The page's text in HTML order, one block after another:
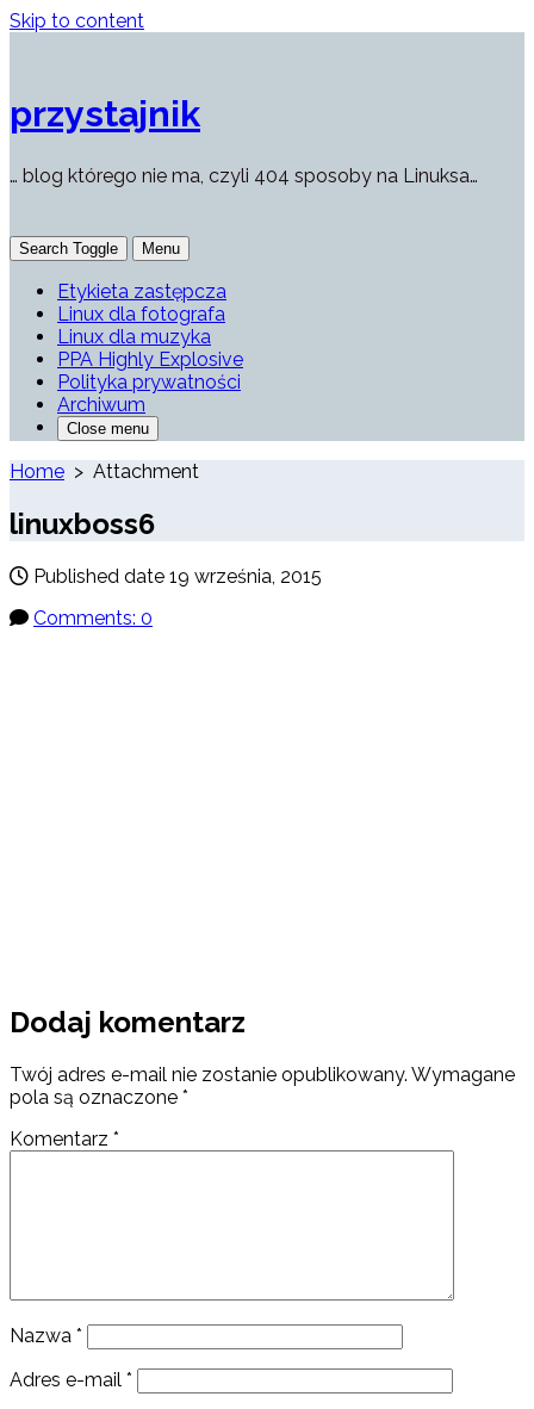
Skip to content
przystajnik
… blog którego nie ma, czyli 404 sposoby na Linuksa…
Search Toggle Menu
Etykieta zastępcza
Linux dla fotografa
Linux dla muzyka
PPA Highly Explosive
Polityka prywatności
Archiwum
Close menu
Home > Attachment
linuxboss6
Published date 19 września, 2015
Comments: 0
Dodaj komentarz
Twój adres e-mail nie zostanie opublikowany. Wymagane
pola są oznaczone *
Komentarz *
Nazwa *
Adres e-mail *